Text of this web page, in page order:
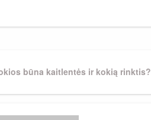
būna kaitlentės ir kokią rinktis?